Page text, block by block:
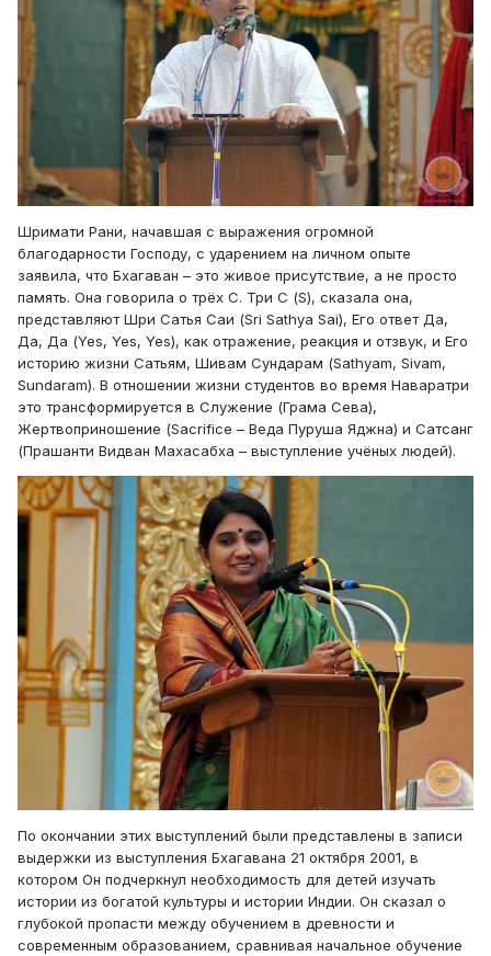
Шримати Рани, начавшая с выражения огромной
благодарности Господу, с ударением на личном опыте
заявила, что Бхагаван – это живое присутствие, а не просто
память. Она говорила о трёх С. Три С (S), сказала она,
представляют Шри Сатья Саи (Sri Sathya Sai), Его ответ Да,
Да, Да (Yes, Yes, Yes), как отражение, реакция и отзвук, и Его
историю жизни Сатьям, Шивам Сундарам (Sathyam, Sivam,
Sundaram). В отношении жизни студентов во время Наваратри
это трансформируется в Служение (Грама Сева),
Жертвоприношение (Sacrifice – Веда Пуруша Яджна) и Сатсанг
(Прашанти Видван Махасабха – выступление учёных людей).
По окончании этих выступлений были представлены в записи
выдержки из выступления Бхагавана 21 октября 2001, в
котором Он подчеркнул необходимость для детей изучать
истории из богатой культуры и истории Индии. Он сказал о
глубокой пропасти между обучением в древности и
современным образованием, сравнивая начальное обучение